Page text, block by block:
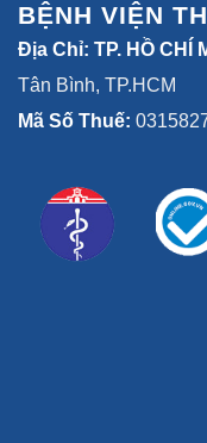
BỆNH VIỆN
Địa Chỉ: TP. HỒ CHÍ
Tân Bình, TP.HCM
Mã Số Thuế: